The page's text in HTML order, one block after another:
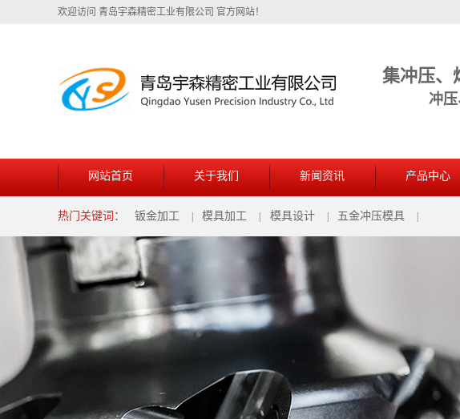
欢迎访问 青岛宇森精密工业有限公司 官方网站！
集冲压、
冲压
网站首页 关于我们 新闻资讯 产品中心
热门关键词： 钣金加工 模具加工 模具设计 五金冲压模具